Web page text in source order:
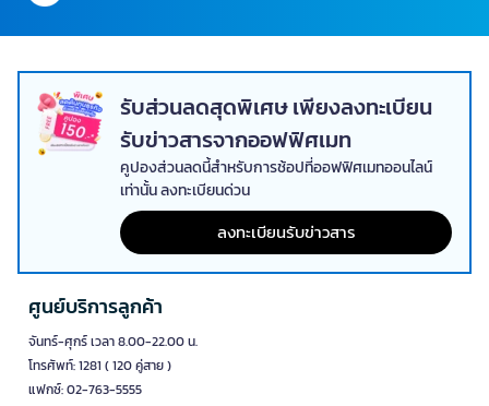
ใช้สำหรับถ่ายภาพ บันทึกวิดีโอ ประชุมออนไลน์ และสร้างคอนเทนต์ มีทั้ง
งาน
แบตเตอรี่และอุปกรณ์จ่ายไฟ
รวมแบตเตอรี่สำหรับอุปกรณ์อิเล็กทรอนิกส์ พาวเวอร์แบงก์ และอุปกรณ์
สำรองพลังงานบางประเภท ควรเลือกแรงดันไฟ ความจุ ขนาด และประเภท
แบตเตอรี่ให้ตรงกับอุปกรณ์ พร้อมตรวจสอบมาตรฐานความปลอดภัยก่อน
อุปกรณ์เสริมคอมพิวเตอร์
รวมเมาส์ คีย์บอร์ด เว็บแคม ลำโพง หูฟัง แท่นวาง และอุปกรณ์ที่ช่วยให้การ
ใช้งานคอมพิวเตอร์สะดวกขึ้น ควรเลือกตามระบบปฏิบัติการ รูปแบบการ
เชื่อมต่อ และลักษณะงาน เช่น งานเอกสาร งานกราฟิก หรือการประชุม
ออนไลน์
รับส่วนลดสุดพิเศษ เพียงลงทะเบียน
รับข่าวสารจากออฟฟิศเมท
คูปองส่วนลดนี้สำหรับการช้อปที่ออฟฟิศเมทออนไลน์
เท่านั้น ลงทะเบียนด่วน
ลงทะเบียนรับข่าวสาร
ศูนย์บริการลูกค้า
จันทร์-ศุกร์ เวลา 8.00-22.00 น.
โทรศัพท์: 1281 ( 120 คู่สาย )
แฟกซ์: 02-763-5555